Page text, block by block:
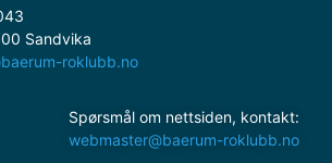
Sandvika
roklubb.no
Spørsmål om nettsiden, kontakt:
webmaster@baerum-roklubb.no